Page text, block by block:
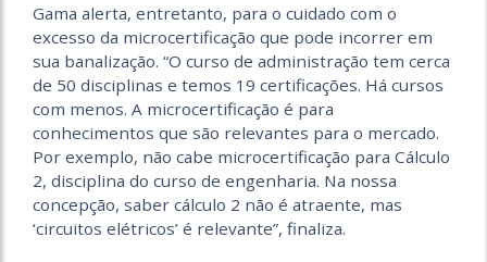
Gama alerta, entretanto, para o cuidado com o
excesso da microcertificação que pode incorrer em
sua banalização. “O curso de administração tem cerca
de 50 disciplinas e temos 19 certificações. Há cursos
com menos. A microcertificação é para
conhecimentos que são relevantes para o mercado.
Por exemplo, não cabe microcertificação para Cálculo
2, disciplina do curso de engenharia. Na nossa
concepção, saber cálculo 2 não é atraente, mas
‘circuitos elétricos’ é relevante”, finaliza.